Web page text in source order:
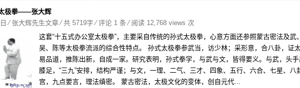
极拳——张大辉
⁄ 张大辉先生文章⁄ 共 5719字⁄评论 1 条⁄ 阅读 12,768 views 次
这套“十五式办公室太极拳”，主要采自传统的孙式太极拳，心意方面还参照蒙古密法及武
吴、陈等太极拳流派的综合性特点。 孙式太极拳参武当，访少林；采形意，合八卦，证
易品道，推陈出新，自成一家。研究表明，孙式拳学，与武与文，皆得要义。与武，头
膝足，“三九”安排，结构严谨；与文，一理、二气、三才、四象、五行、六合、七星、八
宫，九点要言，理法缜密。 蒙古密法，太极文化的变体，创自元代...